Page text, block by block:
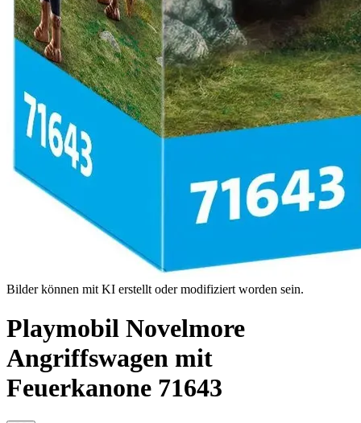
Bilder können mit KI erstellt oder modifiziert worden sein.
Playmobil Novelmore
Angriffswagen mit
Feuerkanone 71643